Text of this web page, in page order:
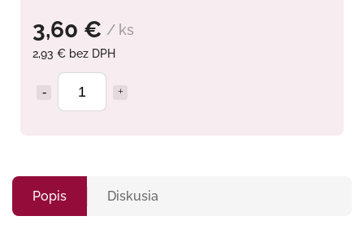
3,60 € / ks
2,93 € bez DPH
Popis Diskusia